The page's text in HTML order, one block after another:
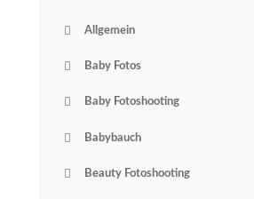
Allgemein
Baby Fotos
Baby Fotoshooting
Babybauch
Beauty Fotoshooting